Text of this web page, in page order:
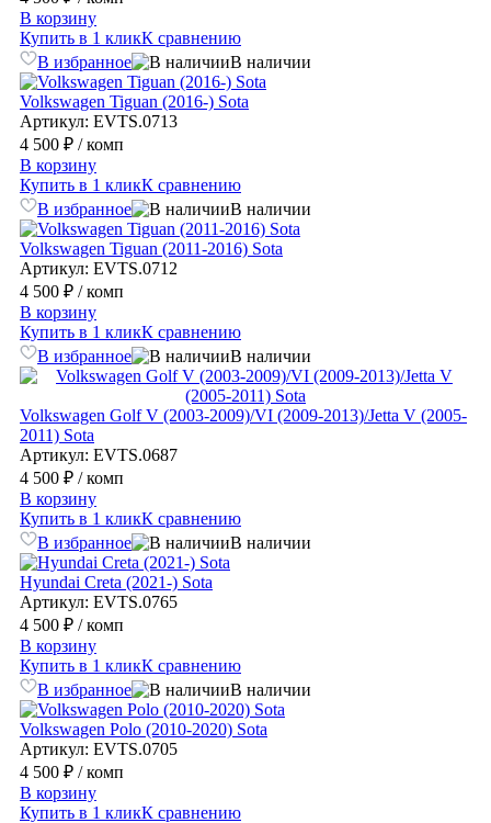
В корзину
Купить в 1 кликК сравнению
В избранное
В наличии
Volkswagen Tiguan (2016-) Sota
Артикул: EVTS.0713
4 500 ₽ / комп
В корзину
Купить в 1 кликК сравнению
В избранное
В наличии
Volkswagen Tiguan (2011-2016) Sota
Артикул: EVTS.0712
4 500 ₽ / комп
В корзину
Купить в 1 кликК сравнению
В избранное
В наличии
Volkswagen Golf V (2003-2009)/VI (2009-2013)/Jetta V (2005-
2011) Sota
Артикул: EVTS.0687
4 500 ₽ / комп
В корзину
Купить в 1 кликК сравнению
В избранное
В наличии
Hyundai Creta (2021-) Sota
Артикул: EVTS.0765
4 500 ₽ / комп
В корзину
Купить в 1 кликК сравнению
В избранное
В наличии
Volkswagen Polo (2010-2020) Sota
Артикул: EVTS.0705
4 500 ₽ / комп
В корзину
Купить в 1 кликК сравнению